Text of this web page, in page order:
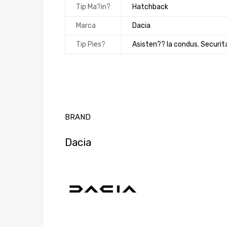
Tip Ma?in? Hatchback
Marca Dacia
Tip Pies? Asisten?? la condus,
BRAND
Dacia